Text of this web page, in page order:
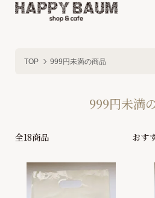
TOP 999円未満の商品
999円未満
全18商品 おす